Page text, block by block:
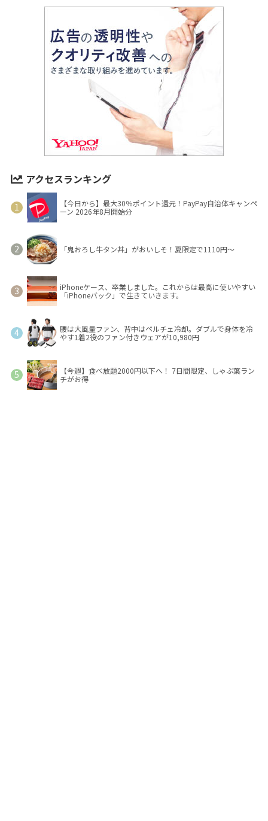
アクセスランキング
【今日から】最大30％ポイント還元！PayPay自治体キャンペ
ーン 2026年8月開始分
「鬼おろし牛タン丼」がおいしそ！夏限定で1110円～
iPhoneケース、卒業しました。これからは最高に使いやすい
「iPhoneバック」で生きていきます。
腰は大風量ファン、背中はペルチェ冷却。ダブルで身体を冷
やす1着2役のファン付きウェアが10,980円
【今週】食べ放題2000円以下へ！ 7日間限定、しゃぶ葉ラン
チがお得